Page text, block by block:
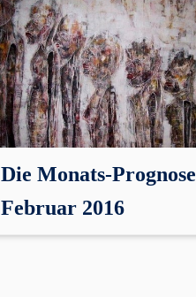
Die Monats-Prognose
Februar 2016